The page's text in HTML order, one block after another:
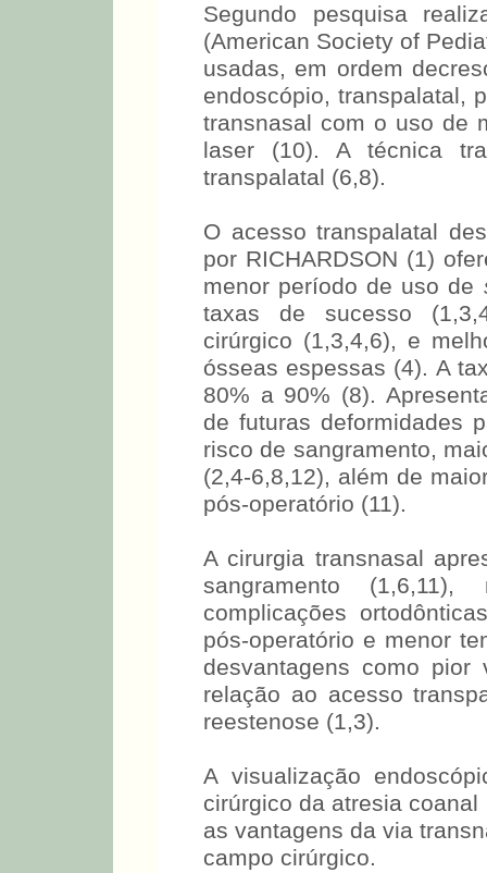
Segundo pesquisa
(American Society of
usadas, em ordem
endoscópio, transpalatal,
transnasal com o uso de
laser (10). A técnica
transpalatal (6,8).
O acesso transpalatal
por RICHARDSON (1)
menor período de uso de
taxas de sucesso
cirúrgico (1,3,4,6), e
ósseas espessas (4). A
80% a 90% (8).
de futuras deformidades
risco de sangramento,
(2,4-6,8,12), além de
pós-operatório (11).
A cirurgia transnasal
sangramento
complicações
pós-operatório e menor
desvantagens como pior
relação ao acesso
reestenose (1,3).
A visualização
cirúrgico da atresia
as vantagens da via
campo cirúrgico.